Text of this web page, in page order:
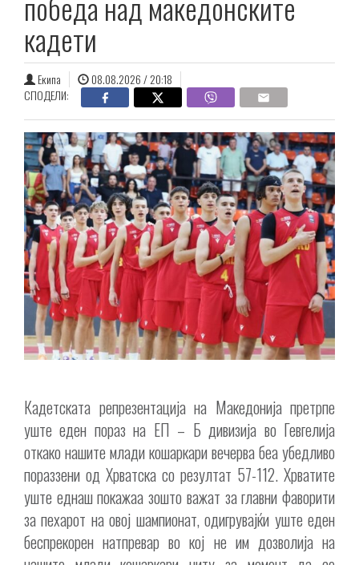
кадети
Екипа
08.08.2026 / 20:18
СПОДЕЛИ:
Кадетската репрезентација на Македонија претрпе
уште еден пораз на ЕП – Б дивизија во Гевгелија
откако нашите млади кошаркари вечерва беа убедливо
пораззени од Хрватска со резултат 57-112. Хрватите
уште еднаш покажаа зошто важат за главни фаворити
за пехарот на овој шампионат, одигрувајќи уште еден
беспрекорен натпревар во кој не им дозволија на